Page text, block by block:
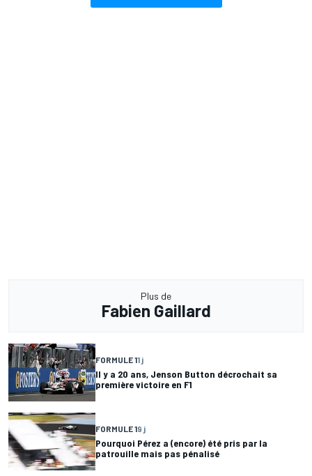
Plus de
Fabien Gaillard
FORMULE 11 j
Il y a 20 ans, Jenson Button décrochait sa
première victoire en F1
FORMULE 19 j
Pourquoi Pérez a (encore) été pris par la
patrouille mais pas pénalisé